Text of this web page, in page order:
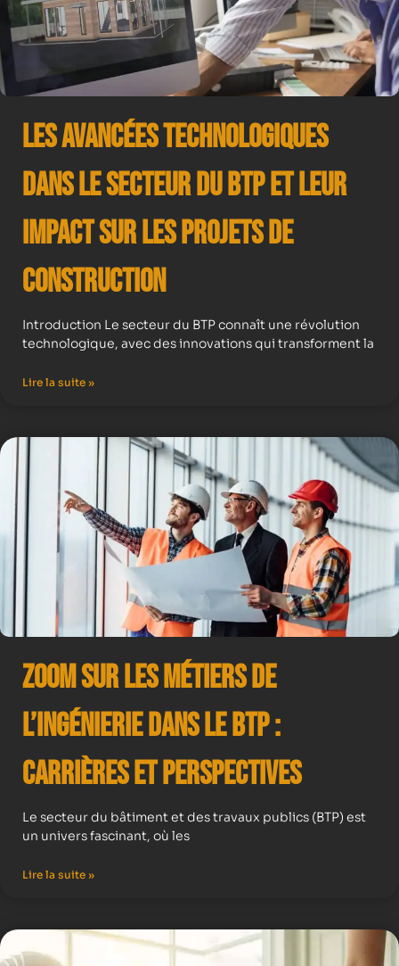
Les avancées technologiques
dans le secteur du BTP et leur
impact sur les projets de
construction
Introduction Le secteur du BTP connaît une révolution
technologique, avec des innovations qui transforment la
Lire la suite »
Zoom sur les Métiers de
l’Ingénierie dans le BTP :
Carrières et Perspectives
Le secteur du bâtiment et des travaux publics (BTP) est
un univers fascinant, où les
Lire la suite »